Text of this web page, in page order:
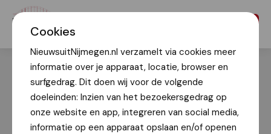
Cookies
NieuwsuitNijmegen.nl verzamelt via cookies meer
informatie over je apparaat, locatie, browser en
surfgedrag. Dit doen wij voor de volgende
doeleinden: Inzien van het bezoekersgedrag op
onze website en app, integreren van social media,
informatie op een apparaat opslaan en/of openen